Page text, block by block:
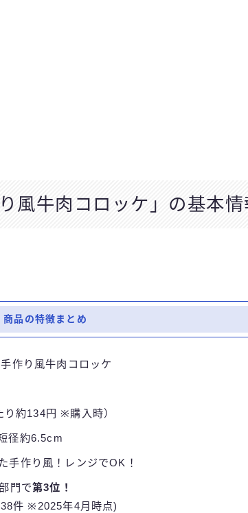
風牛肉コロッケ」の基本情
商品の特徴まとめ
作り風牛肉コロッケ
約134円 ※購入時）
径約6.5cm
手作り風！レンジでOK！
門で第3位！
件 ※2025年4月時点)